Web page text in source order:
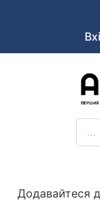
Aveopt –
Додавайтеся